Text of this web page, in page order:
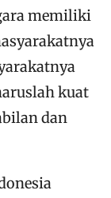
memiliki
kuat
dan